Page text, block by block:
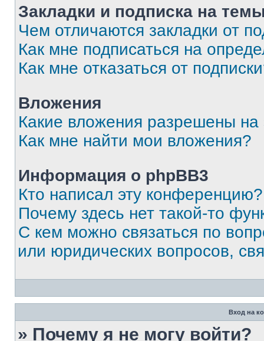
Закладки и подписка на
Чем отличаются закладки от
Как мне подписаться на
Как мне отказаться от
Вложения
Какие вложения разрешены
Как мне найти мои вложения?
Информация о phpBB3
Кто написал эту конференцию?
Почему здесь нет такой-то
С кем можно связаться по
или юридических вопросов,
Вход на
» Почему я не могу войти?